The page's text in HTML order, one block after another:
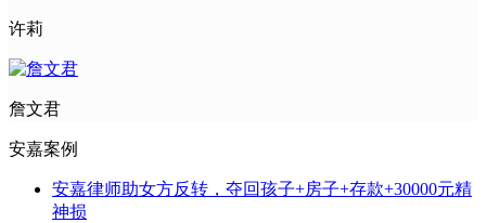
许莉
詹文君
安嘉案例
安嘉律师助女方反转，夺回孩子+房子+存款+30000元精
神损